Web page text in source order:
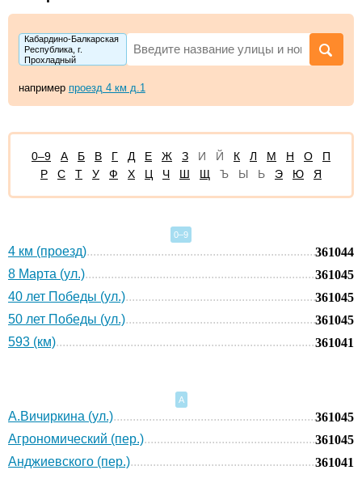
Кабардино-Балкарская
Республика, г.
Прохладный
например проезд 4 км д.1
0–9 А Б В Г Д Е Ж З И Й К Л М Н О
П
Р
С Т У Ф Х Ц Ч Ш Щ Ъ Ы Ь Э Ю Я
0–9
4 км (проезд)
361044
8 Марта (ул.)
361045
40 лет Победы (ул.)
361045
50 лет Победы (ул.)
361045
593 (км)
361041
А
А.Вичиркина (ул.)
361045
Агрономический (пер.)
361045
Анджиевского (пер.)
361041